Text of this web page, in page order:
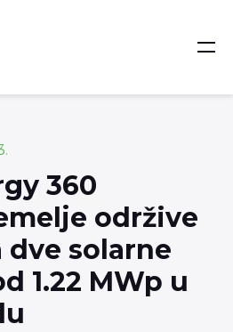
360
održive
dve solarne
1.22 MWp u